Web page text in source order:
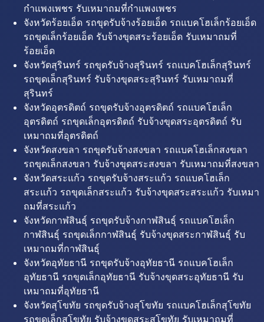
กำแพงเพชร รับเหมาถมที่กำแพงเพชร
จังหวัดร้อยเอ็ด รถขุดรับจ้างร้อยเอ็ด รถแบคโฮเล็กร้อยเอ็ด
รถขุดเล็กร้อยเอ็ด รับจ้างขุดสระร้อยเอ็ด รับเหมาถมที่
ร้อยเอ็ด
จังหวัดสุรินทร์ รถขุดรับจ้างสุรินทร์ รถแบคโฮเล็กสุรินทร์
รถขุดเล็กสุรินทร์ รับจ้างขุดสระสุรินทร์ รับเหมาถมที่
สุรินทร์
จังหวัดอุตรดิตถ์ รถขุดรับจ้างอุตรดิตถ์ รถแบคโฮเล็ก
อุตรดิตถ์ รถขุดเล็กอุตรดิตถ์ รับจ้างขุดสระอุตรดิตถ์ รับ
เหมาถมที่อุตรดิตถ์
จังหวัดสงขลา รถขุดรับจ้างสงขลา รถแบคโฮเล็กสงขลา
รถขุดเล็กสงขลา รับจ้างขุดสระสงขลา รับเหมาถมที่สงขลา
จังหวัดสระแก้ว รถขุดรับจ้างสระแก้ว รถแบคโฮเล็ก
สระแก้ว รถขุดเล็กสระแก้ว รับจ้างขุดสระสระแก้ว รับเหมา
ถมที่สระแก้ว
จังหวัดกาฬสินธุ์ รถขุดรับจ้างกาฬสินธุ์ รถแบคโฮเล็ก
กาฬสินธุ์ รถขุดเล็กกาฬสินธุ์ รับจ้างขุดสระกาฬสินธุ์ รับ
เหมาถมที่กาฬสินธุ์
จังหวัดอุทัยธานี รถขุดรับจ้างอุทัยธานี รถแบคโฮเล็ก
อุทัยธานี รถขุดเล็กอุทัยธานี รับจ้างขุดสระอุทัยธานี รับ
เหมาถมที่อุทัยธานี
จังหวัดสุโขทัย รถขุดรับจ้างสุโขทัย รถแบคโฮเล็กสุโขทัย
รถขุดเล็กสุโขทัย รับจ้างขุดสระสุโขทัย รับเหมาถมที่